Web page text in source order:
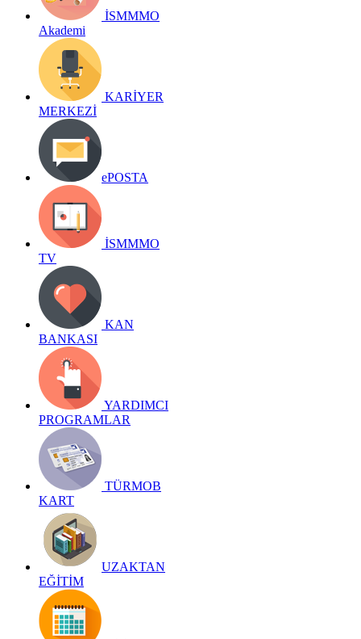
İSMMMO
Akademi
KARİYER
MERKEZİ
ePOSTA
İSMMMO
TV
KAN
BANKASI
YARDIMCI
PROGRAMLAR
TÜRMOB
KART
UZAKTAN
EĞİTİM